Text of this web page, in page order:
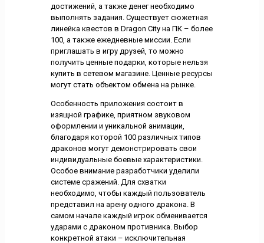
достижений, а также денег необходимо
выполнять задания. Существует сюжетная
линейка квестов в Dragon City на ПК – более
100, а также ежедневные миссии. Если
приглашать в игру друзей, то можно
получить ценные подарки, которые нельзя
купить в сетевом магазине. Ценные ресурсы
могут стать объектом обмена на рынке.
Особенность приложения состоит в
изящной графике, приятном звуковом
оформлении и уникальной анимации,
благодаря которой 100 различных типов
драконов могут демонстрировать свои
индивидуальные боевые характеристики.
Особое внимание разработчики уделили
системе сражений. Для схватки
необходимо, чтобы каждый пользователь
представил на арену одного дракона. В
самом начале каждый игрок обменивается
ударами с драконом противника. Выбор
конкретной атаки – исключительная